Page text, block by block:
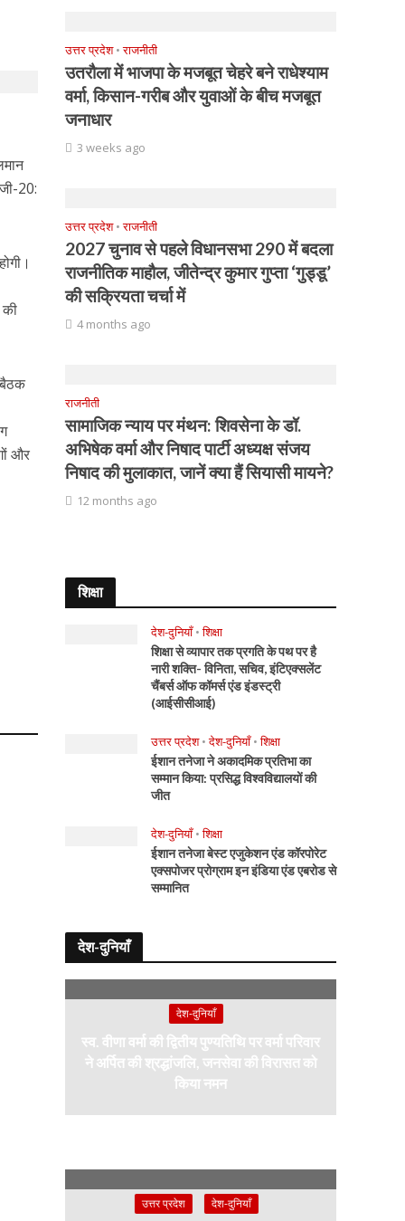
20:
बैठक
और
उत्तर प्रदेश • राजनीती
उतरौला में भाजपा के मजबूत चेहरे बने राधेश्याम
वर्मा, किसान-गरीब और युवाओं के बीच मजबूत
जनाधार
3 weeks ago
उत्तर प्रदेश • राजनीती
2027 चुनाव से पहले विधानसभा 290 में बदला
राजनीतिक माहौल, जीतेन्द्र कुमार गुप्ता ‘गुड्डू’
की सक्रियता चर्चा में
4 months ago
राजनीती
सामाजिक न्याय पर मंथन: शिवसेना के डॉ.
अभिषेक वर्मा और निषाद पार्टी अध्यक्ष संजय
निषाद की मुलाकात, जानें क्या हैं सियासी मायने?
12 months ago
शिक्षा
देश-दुनियाँ • शिक्षा
शिक्षा से व्यापार तक प्रगति के पथ पर है
नारी शक्ति- विनिता, सचिव, इंटिएक्सलेंट
चैंबर्स ऑफ कॉमर्स एंड इंडस्ट्री
(आईसीसीआई)
उत्तर प्रदेश • देश-दुनियाँ • शिक्षा
ईशान तनेजा ने अकादमिक प्रतिभा का
सम्मान किया: प्रसिद्ध विश्वविद्यालयों की
जीत
देश-दुनियाँ • शिक्षा
ईशान तनेजा बेस्ट एजुकेशन एंड कॉरपोरेट
एक्सपोजर प्रोग्राम इन इंडिया एंड एबरोड से
सम्मानित
देश-दुनियाँ
देश-दुनियाँ
स्व. वीणा वर्मा की द्वितीय पुण्यतिथि पर वर्मा परिवार
ने अर्पित की श्रद्धांजलि, जनसेवा की विरासत को
किया नमन
उत्तर प्रदेश देश-दुनियाँ